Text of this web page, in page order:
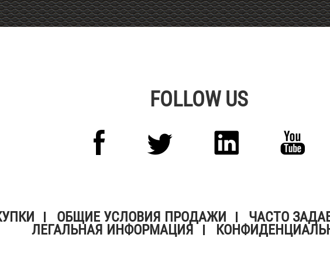
FOLLOW US
ОБЩИЕ УСЛОВИЯ ПРОДАЖИ ЧАСТО
ЛЕГАЛЬНАЯ ИНФОРМАЦИЯ